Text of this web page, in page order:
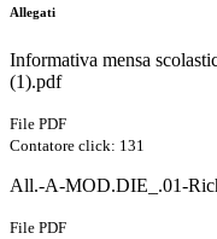
Allegati
Informativa mensa
(1).pdf
File PDF
Contatore click: 131
All.-A-MOD.DIE_.01-
File PDF